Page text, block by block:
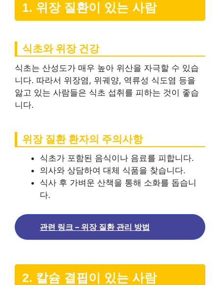
1. 위장 질환이 있는 사람
식초와 위장 건강
식초는 산성도가 매우 높아 위산을 자극할 수 있습
니다. 따라서 위장염, 위궤양, 역류성 식도염 등을
앓고 있는 사람들은 식초 섭취를 피하는 것이 좋습
니다.
위장 질환 환자의 주의사항
식초가 포함된 음식이나 음료를 피합니다.
의사와 상담하여 대체 식품을 찾습니다.
식사 후 가벼운 산책을 통해 소화를 돕습니
다.
관련 링크 – 위장 질환 관리 방법
2. 칼슘 결핍이 있는 사람